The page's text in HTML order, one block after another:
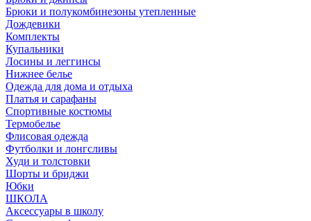
Брюки и полукомбинезоны утепленные
Дождевики
Комплекты
Купальники
Лосины и леггинсы
Нижнее белье
Одежда для дома и отдыха
Платья и сарафаны
Спортивные костюмы
Термобелье
Флисовая одежда
Футболки и лонгсливы
Худи и толстовки
Шорты и бриджи
Юбки
ШКОЛА
Аксессуары в школу